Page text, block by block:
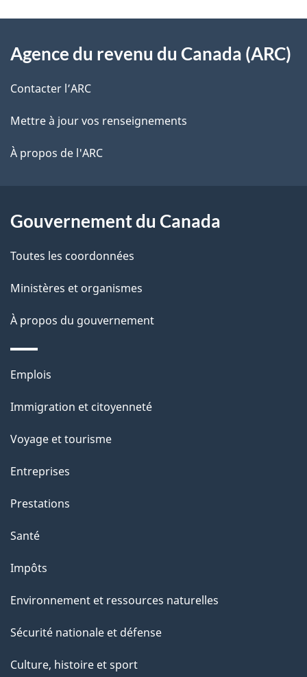
l
s
l
a
a
g
e
o
t
r
e
é
t
a
t
i
n
s
r
c
t
t
p
a
e
propos
de
ce
site
Agence du revenu du Canada (ARC)
Contacter l’ARC
Mettre à jour vos renseignements
À propos de l'ARC
Gouvernement du Canada
Toutes les coordonnées
Ministères et organismes
À propos du gouvernement
Thèmes
sujets
Emplois
Immigration et citoyenneté
Voyage et tourisme
Entreprises
Prestations
Santé
Impôts
Environnement et ressources naturelles
Sécurité nationale et défense
Culture, histoire et sport